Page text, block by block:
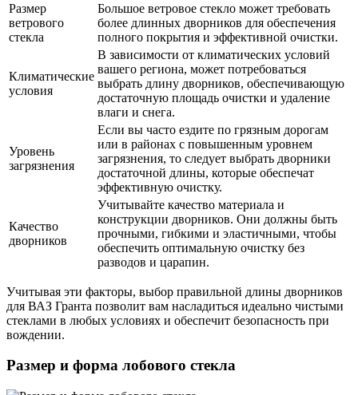
Размер
ветрового
стекла
Большое ветровое стекло может требовать
более длинных дворников для обеспечения
полного покрытия и эффективной очистки.
Климатические
условия
В зависимости от климатических условий
вашего региона, может потребоваться
выбрать длину дворников, обеспечивающую
достаточную площадь очистки и удаление
влаги и снега.
Уровень
загрязнения
Если вы часто ездите по грязным дорогам
или в районах с повышенным уровнем
загрязнения, то следует выбрать дворники
достаточной длины, которые обеспечат
эффективную очистку.
Качество
дворников
Учитывайте качество материала и
конструкции дворников. Они должны быть
прочными, гибкими и эластичными, чтобы
обеспечить оптимальную очистку без
разводов и царапин.
Учитывая эти факторы, выбор правильной длины дворников
для ВАЗ Гранта позволит вам насладиться идеально чистыми
стеклами в любых условиях и обеспечит безопасность при
вождении.
Размер и форма лобового стекла